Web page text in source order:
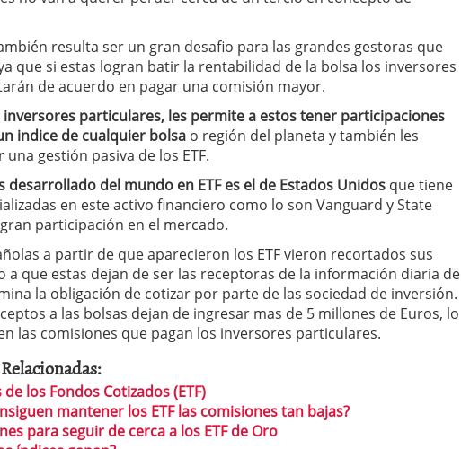
28, 2026
activos: el producto que más crece en Europa y que empieza a llegar al
español febrero 23, 2026
de defensa, industriales y renta variable europea: las apuestas que
2025 y siguen vivas en 2026
o fondo indexado en España: la eterna pregunta tiene respuesta
de ti) febrero 16, 2026
de 2026 rompe todos los registros: 55.900 millones en un solo mes
8, 2026
resulta ser un gran desafio para las grandes gestoras que
que si estas logran batir la rentabilidad de la bolsa los inversores
de acuerdo en pagar una comisión mayor.
inversores particulares, les permite a estos tener participaciones
indice de cualquier bolsa o región del planeta y también les
gestión pasiva de los ETF.
desarrollado del mundo en ETF es el de Estados Unidos que tiene
en este activo financiero como lo son Vanguard y State
participación en el mercado.
a partir de que aparecieron los ETF vieron recortados sus
a que estas dejan de ser las receptoras de la información diaria de
la obligación de cotizar por parte de las sociedad de inversión.
a las bolsas dejan de ingresar mas de 5 millones de Euros, lo
las comisiones que pagan los inversores particulares.
los Fondos Cotizados (ETF)
mantener los ETF las comisiones tan bajas?
para seguir de cerca a los ETF de Oro